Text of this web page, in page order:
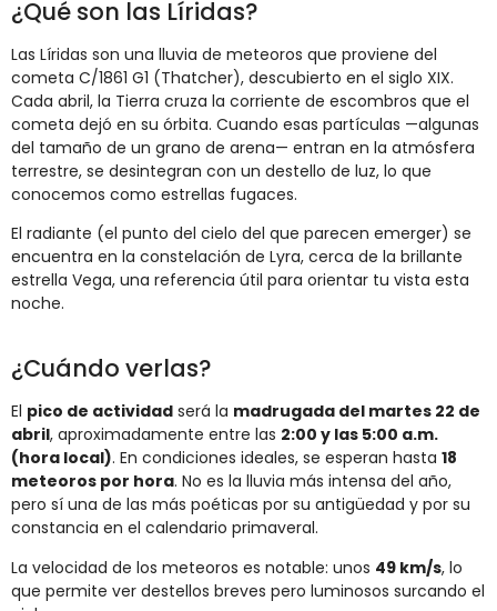
¿Qué son las Líridas?
Las Líridas son una lluvia de meteoros que proviene del
cometa C/1861 G1 (Thatcher), descubierto en el siglo XIX.
Cada abril, la Tierra cruza la corriente de escombros que el
cometa dejó en su órbita. Cuando esas partículas —algunas
del tamaño de un grano de arena— entran en la atmósfera
terrestre, se desintegran con un destello de luz, lo que
conocemos como estrellas fugaces.
El radiante (el punto del cielo del que parecen emerger) se
encuentra en la constelación de Lyra, cerca de la brillante
estrella Vega, una referencia útil para orientar tu vista esta
noche.
¿Cuándo verlas?
El pico de actividad será la madrugada del martes 22 de
abril, aproximadamente entre las 2:00 y las 5:00 a.m.
(hora local). En condiciones ideales, se esperan hasta 18
meteoros por hora. No es la lluvia más intensa del año,
pero sí una de las más poéticas por su antigüedad y por su
constancia en el calendario primaveral.
La velocidad de los meteoros es notable: unos 49 km/s, lo
que permite ver destellos breves pero luminosos surcando el